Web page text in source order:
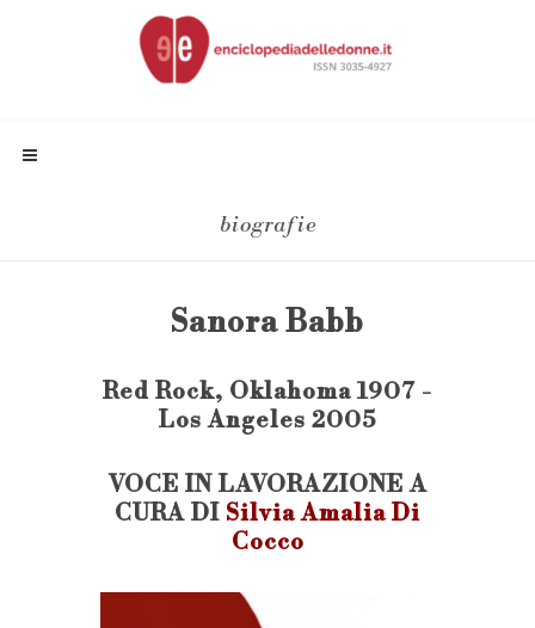
biografie
Sanora Babb
Red Rock, Oklahoma 1907 -
Los Angeles 2005
VOCE IN LAVORAZIONE A
CURA DI Silvia Amalia Di
Cocco